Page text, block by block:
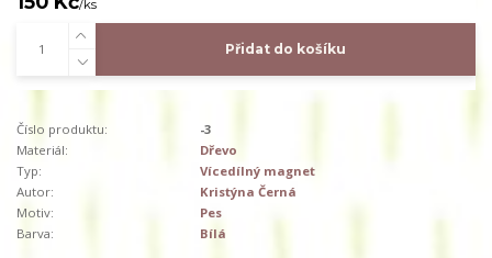
/ks
Přidat do košíku
Číslo produktu:
-3
Materiál:
Dřevo
Typ:
Vícedílný magnet
Autor:
Kristýna Černá
Motiv:
Pes
Barva:
Bílá